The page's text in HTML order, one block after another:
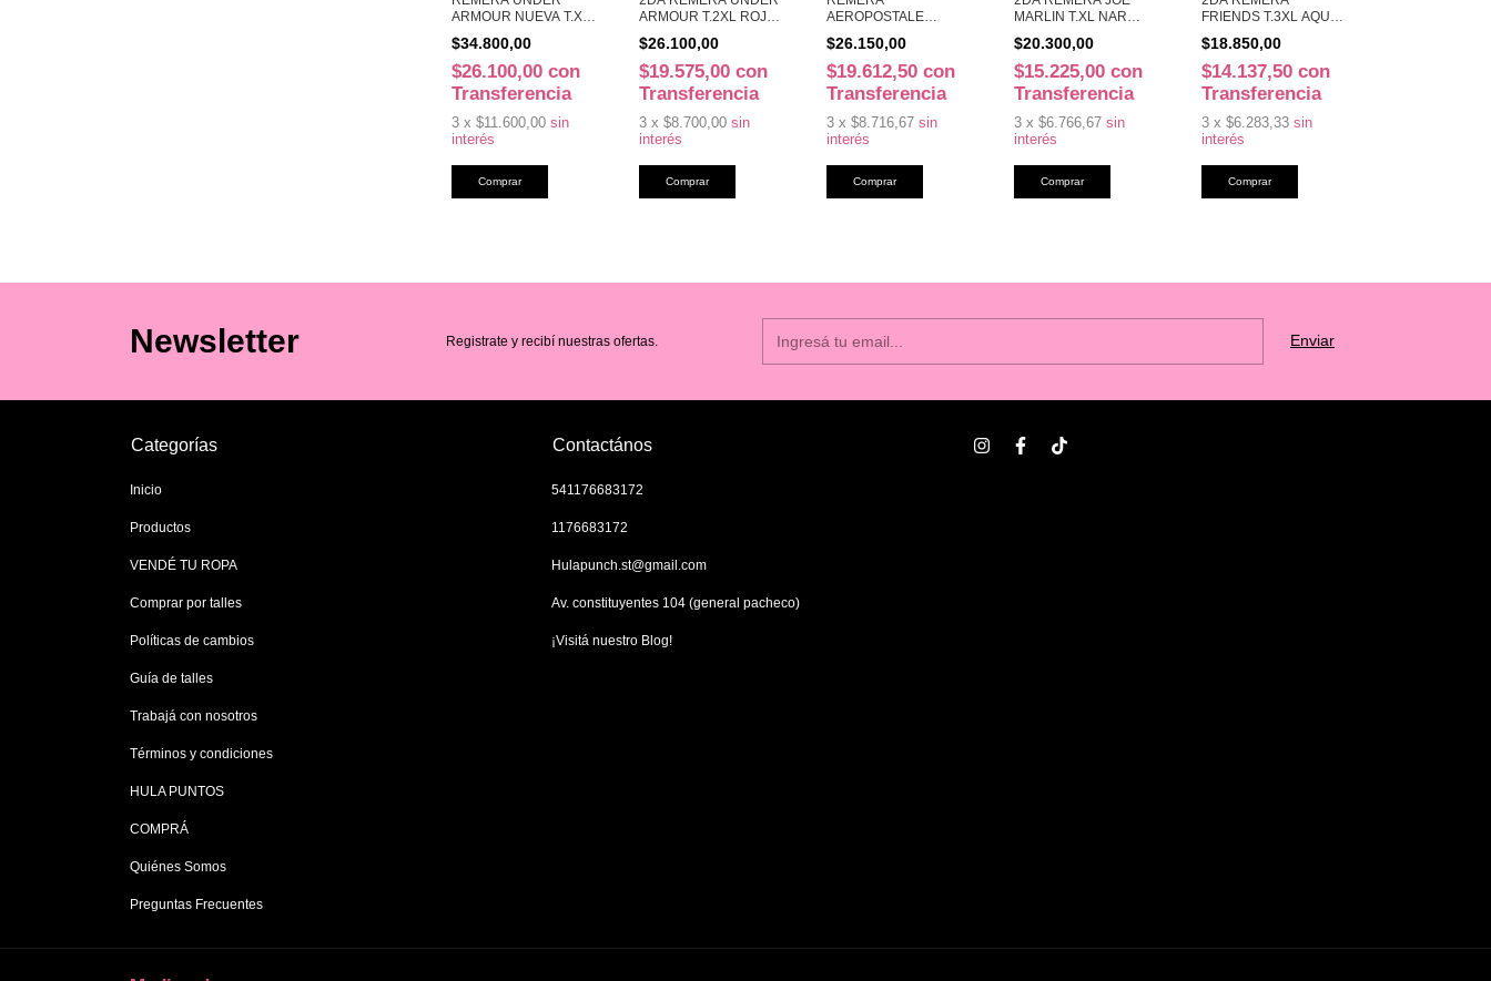
ARMOUR NUEVA T.XL
ROJ (45013)
$34.800,00
$26.100,00 con
Transferencia
3 x $11.600,00 sin
interés
ARMOUR T.2XL ROJ
(41035)
$26.100,00
$19.575,00 con
Transferencia
3 x $8.700,00 sin
interés
AEROPOSTALE
BORDADA T.S ROJ
(42689)
$26.150,00
$19.612,50 con
Transferencia
3 x $8.716,67 sin
interés
MARLIN T.XL NAR
(41185)
$20.300,00
$15.225,00 con
Transferencia
3 x $6.766,67 sin
interés
FRIENDS T.3XL AQUA
(41150)
$18.850,00
$14.137,50 con
Transferencia
3 x $6.283,33 sin
interés
Newsletter Registrate y recibí nuestras ofertas.
Categorías
Inicio
Productos
VENDÉ TU ROPA
Comprar por talles
Políticas de cambios
Guía de talles
Trabajá con nosotros
Términos y condiciones
HULA PUNTOS
COMPRÁ
Quiénes Somos
Preguntas Frecuentes
Contactános
541176683172
1176683172
Hulapunch.st@gmail.com
Av. constituyentes 104 (general pacheco)
¡Visitá nuestro Blog!